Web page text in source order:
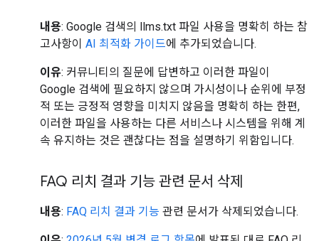
내용: Google 검색의 llms.txt 파일 사용을 명확히 하는 참
고사항이 AI 최적화 가이드에 추가되었습니다.
이유: 커뮤니티의 질문에 답변하고 이러한 파일이
Google 검색에 필요하지 않으며 가시성이나 순위에 부정
적 또는 긍정적 영향을 미치지 않음을 명확히 하는 한편,
이러한 파일을 사용하는 다른 서비스나 시스템을 위해 계
속 유지하는 것은 괜찮다는 점을 설명하기 위함입니다.
FAQ 리치 결과 기능 관련 문서 삭제
내용: FAQ 리치 결과 기능 관련 문서가 삭제되었습니다.